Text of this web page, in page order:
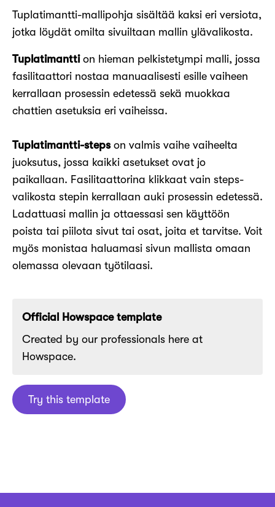
Tuplatimantti-mallipohja sisältää kaksi eri versiota,
jotka löydät omilta sivuiltaan mallin ylävalikosta.
Tuplatimanttion hieman pelkistetympi malli, jossa
fasilitaattori nostaa manuaalisesti esille vaiheen
kerrallaan prosessin edetessä sekä muokkaa
chattien asetuksia eri vaiheissa.
Tuplatimantti-stepson valmis vaihe vaiheelta
juoksutus, jossa kaikki asetukset ovat jo
paikallaan. Fasilitaattorina klikkaat vain steps-
valikosta stepin kerrallaan auki prosessin edetessä.
Ladattuasi mallin ja ottaessasi sen käyttöön
poista tai piilota sivut tai osat, joita et tarvitse. Voit
myös monistaa haluamasi sivun mallista omaan
olemassa olevaan työtilaasi.
Official Howspace template
Created by our professionals here at
Howspace.
Try this template